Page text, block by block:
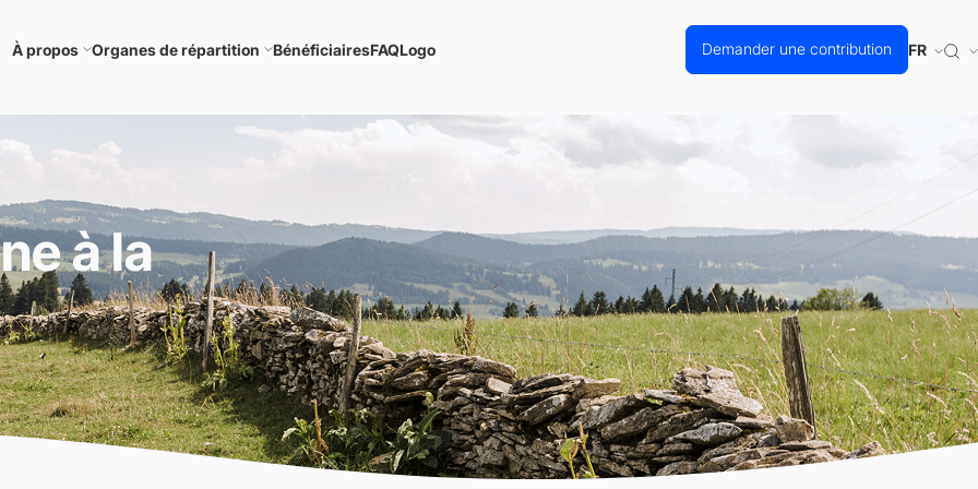
À propos Organes de répartition BénéficiairesFAQLogo Demander une contribution FR
à la